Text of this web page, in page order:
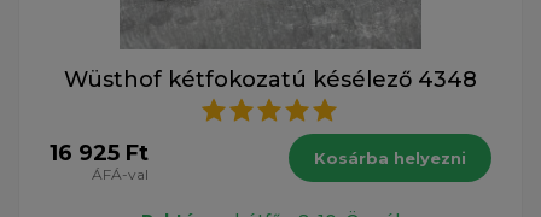
Wüsthof kétfokozatú késélező 4348
16 925 Ft
ÁFÁ-val
Kosárba helyezni